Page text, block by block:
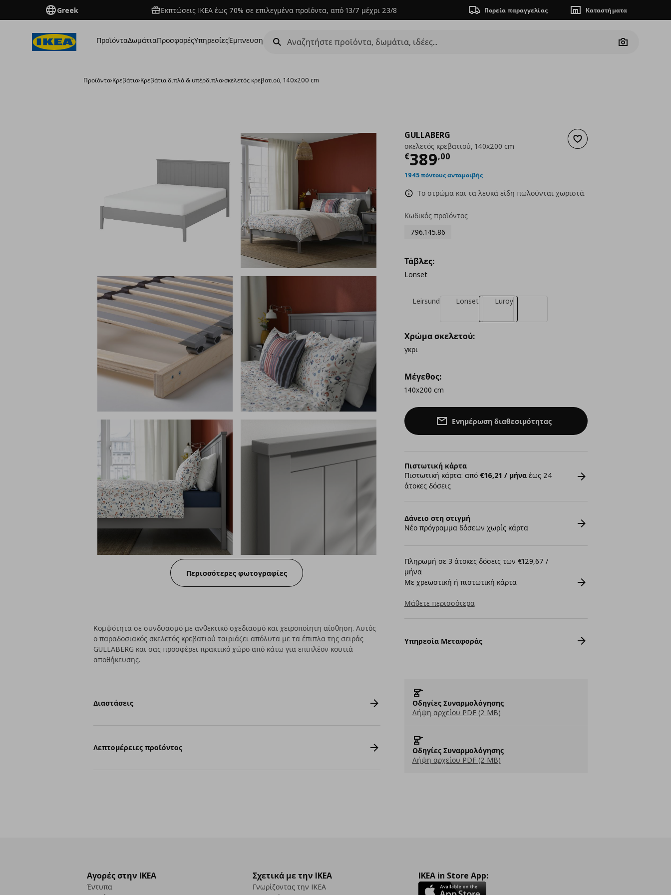
Greek Εκπτώσεις IKEA έως 70% σε επιλεγμένα προϊόντα, από 13/7 μέχρι 23/8 Πορεία παραγγελίας Καταστήματα
ΠροϊόνταΔωμάτιαΠροσφορέςΥπηρεσίεςΈμπνευση
Camera
Προϊόντα›Κρεβάτια›Κρεβάτια διπλά & υπέρδιπλα›σκελετός κρεβατιού, 140x200 cm
Περισσότερες φωτογραφίες
Προσθήκη στα αγαπημένα
GULLABERG
σκελετός κρεβατιού, 140x200 cm
€389,00
Τρέχουσα τιμή
1945 πόντους ανταμοιβής
Το στρώμα και τα λευκά είδη πωλούνται χωριστά.
Κωδικός προϊόντος
796.145.86
Τάβλες:
Lonset
Leirsund Lonset Luroy
Χρώμα σκελετού:
γκρι
Μέγεθος:
140x200 cm
Ενημέρωση διαθεσιμότητας
Πιστωτική κάρτα
Πιστωτική κάρτα: από €16,21 / μήναέως 24
άτοκες δόσεις
Δάνειο στη στιγμή
Νέο πρόγραμμα δόσεων χωρίς κάρτα
Πληρωμή σε 3 άτοκες δόσεις των €129,67 /
μήνα
Με χρεωστική ή πιστωτική κάρτα
Μάθετε περισσότερα
Υπηρεσία Μεταφοράς
Οδηγίες Συναρμολόγησης
Λήψη αρχείου PDF (2 MB)
Οδηγίες Συναρμολόγησης
Λήψη αρχείου PDF (2 MB)
Κομψότητα σε συνδυασμό με ανθεκτικό σχεδιασμό και χειροποίητη αίσθηση. Αυτός
ο παραδοσιακός σκελετός κρεβατιού ταιριάζει απόλυτα με τα έπιπλα της σειράς
GULLABERG και σας προσφέρει πρακτικό χώρο από κάτω για επιπλέον κουτιά
αποθήκευσης.
Διαστάσεις
Λεπτομέρειες προϊόντος
Αγορές στην IKEA
Έντυπα
Σχετικά με την IKEA
Γνωρίζοντας την IKEA
IKEA in Store App: